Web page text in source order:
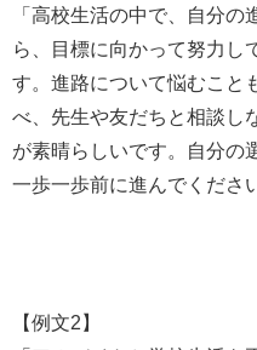
「高校生活の中で、自分
ら、目標に向かって努力し
す。進路について悩むこと
べ、先生や友だちと相談し
が素晴らしいです。自分の
一歩一歩前に進んでくださ
【例文2】